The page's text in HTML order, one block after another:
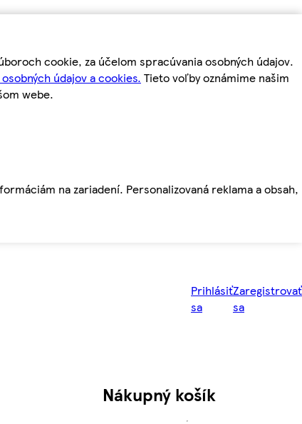
cookie, za účelom spracúvania osobných údajov.
údajov a cookies. Tieto voľby oznámime našim
webe.
na zariadení. Personalizovaná reklama a obsah,
Prihlásiť
sa
Zaregistrovať
sa
Nákupný košík